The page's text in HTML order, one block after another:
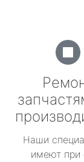
Наши
имеют при